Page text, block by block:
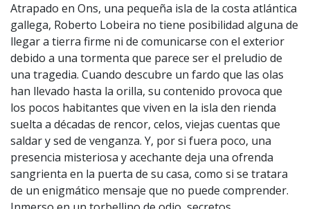
Atrapado en Ons, una pequeña isla de la costa atlántica
gallega, Roberto Lobeira no tiene posibilidad alguna de
llegar a tierra firme ni de comunicarse con el exterior
debido a una tormenta que parece ser el preludio de
una tragedia. Cuando descubre un fardo que las olas
han llevado hasta la orilla, su contenido provoca que
los pocos habitantes que viven en la isla den rienda
suelta a décadas de rencor, celos, viejas cuentas que
saldar y sed de venganza. Y, por si fuera poco, una
presencia misteriosa y acechante deja una ofrenda
sangrienta en la puerta de su casa, como si se tratara
de un enigmático mensaje que no puede comprender.